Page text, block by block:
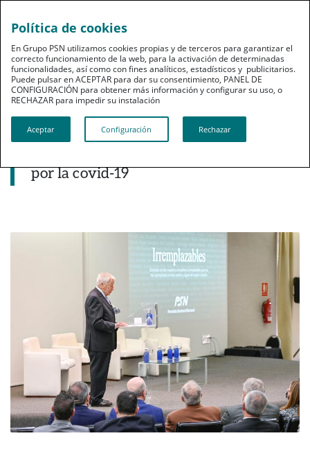
Noticias destacadas
PSN presenta Irremplazables, un libro-
por la covid-19
Política de cookies
En Grupo PSN utilizamos cookies propias y de terceros para garantizar el
correcto funcionamiento de la web, para la activación de determinadas
funcionalidades, así como con fines analíticos, estadísticos y publicitarios.
Puede pulsar en ACEPTAR para dar su consentimiento, PANEL DE
CONFIGURACIÓN para obtener más información y configurar su uso, o
RECHAZAR para impedir su instalación​​​​​​​
Aceptar Configuración Rechazar